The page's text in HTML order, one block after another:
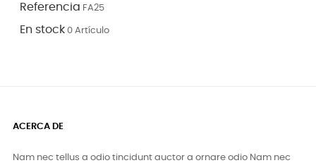
Referencia FA25
En stock 0 Artículo
ACERCA DE
Nam nec tellus a odio tincidunt auctor a ornare odio Nam nec